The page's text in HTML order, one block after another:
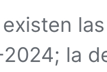
existen
la